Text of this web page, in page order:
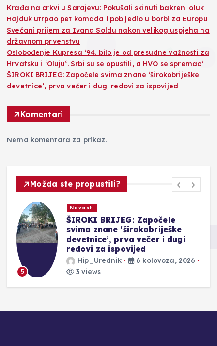
Krađa na crkvi u Sarajevu: Pokušali skinuti bakreni oluk
Hajduk utrpao pet komada i pobijedio u borbi za Europu
Svečani prijem za Ivana Soldu nakon velikog uspjeha na
državnom prvenstvu
Oslobođenje Kupresa ‘94. bilo je od presudne važnosti za
Hrvatsku i ‘Oluju‘. Srbi su se opustili, a HVO se spremao‘
ŠIROKI BRIJEG: Započele svima znane ‘širokobriješke
devetnice’, prva večer i dugi redovi za ispovijed
Komentari
Nema komentara za prikaz.
Možda ste propustili?
5
Novosti
ŠIROKI BRIJEG: Započele
svima znane ‘širokobriješke
devetnice’, prva večer i dugi
redovi za ispovijed
Hip_Urednik
6 kolovoza, 2026
3 views